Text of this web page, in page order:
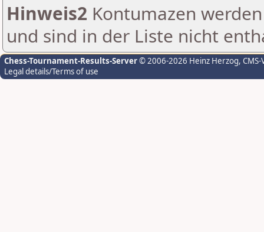
Hinweis2 Kontumazen
und sind in der Liste nicht
Chess-Tournament-Results-Server© 2006-2026 Heinz Herzog,
Legal details/Terms of use